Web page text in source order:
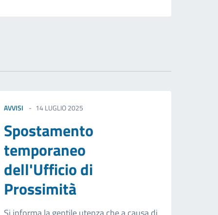
AVVISI 14 LUGLIO 2025
Spostamento
temporaneo
dell'Ufficio di
Prossimità